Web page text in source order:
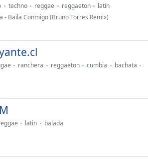
techno reggae reggaeton
latin
- Baila Conmigo (Bruno Torres Remix)
ranchera reggaeton cumbia
bachata
latin
balada